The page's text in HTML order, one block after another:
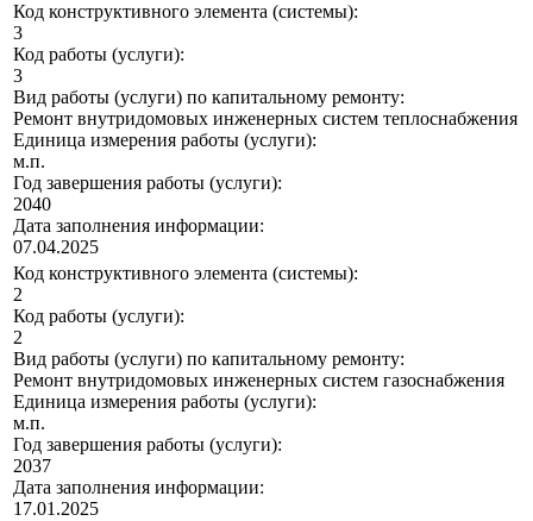
Код конструктивного элемента (системы):
3
Код работы (услуги):
3
Вид работы (услуги) по капитальному ремонту:
Ремонт внутридомовых инженерных систем теплоснабжения
Единица измерения работы (услуги):
м.п.
Год завершения работы (услуги):
2040
Дата заполнения информации:
07.04.2025
Код конструктивного элемента (системы):
2
Код работы (услуги):
2
Вид работы (услуги) по капитальному ремонту:
Ремонт внутридомовых инженерных систем газоснабжения
Единица измерения работы (услуги):
м.п.
Год завершения работы (услуги):
2037
Дата заполнения информации:
17.01.2025